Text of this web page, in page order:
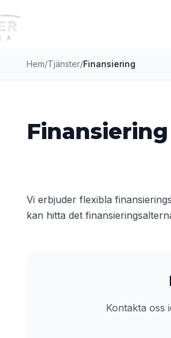
Hem/Tjänster/Finansiering
Finansiering
Vi erbjuder flexibla
kan hitta det
Kontakta oss